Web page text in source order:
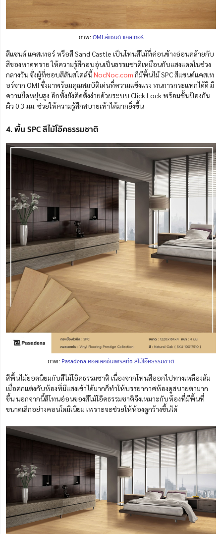
ภาพ:OMI สีแซนด์ แคสเทอร์
สีแซนด์ แคสเทอร์ หรือสี Sand Castle เป็นโทนสีไม้ที่ค่อนข้างอ่อนคล้ายกับ
สีของหาดทราย ให้ความรู้สึกอบอุ่นเป็นธรรมชาติเหมือนกับแสงแดดในช่วง
กลางวัน ซึ่งผู้ที่ชอบสีสันสไตล์นี้NocNoc.com ก็มีพื้นไม้ SPC สีแซนด์แคสเท
อร์จาก OMI ซึ่งมาพร้อมคุณสมบัติเด่นที่ความแข็งแรง ทนการกระแทกได้ดี มี
ความยืดหยุ่นสูง อีกทั้งยังติดตั้งง่ายด้วยระบบ Click Lock พร้อมชั้นป้องกัน
ผิว 0.3 มม. ช่วยให้ความรู้สึกสบายเท้าได้มากยิ่งขึ้น
4. พื้น SPC สีไม้โอ๊คธรรมชาติ
ภาพ: Pasadena คอลเลคชันเพรสทีช สีไม้โอ๊คธรรมชาติ
สีพื้นไม้ยอดนิยมกับสีไม้โอ๊คธรรมชาติ เนื่องจากโทนสีออกไปทางเหลืองส้ม
เมื่อตกแต่งกับห้องที่มีแสงเข้าได้มากก็ทำให้บรรยากาศห้องดูสบายตามาก
ขึ้น นอกจากนี้สีโทนอ่อนของสีไม้โอ๊คธรรมชาติจึงเหมาะกับห้องที่มีพื้นที่
ขนาดเล็กอย่างคอนโดมิเนียม เพราะจะช่วยให้ห้องดูกว้างขึ้นได้